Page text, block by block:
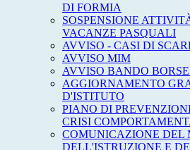
DI FORMIA
SOSPENSIONE
VACANZE PASQUALI
AVVISO - CASI DI
AVVISO MIM
AVVISO BANDO
AGGIORNAMENTO
D'ISTITUTO
PIANO DI
CRISI
COMUNICAZIONE DEL
DELL'ISTRUZIONE E